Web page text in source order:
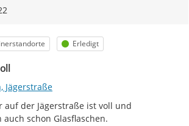
Zur Äußerung
Status
Erledigt
Jägerstraße
auf der Jägerstraße ist voll und
schon Glasflaschen.